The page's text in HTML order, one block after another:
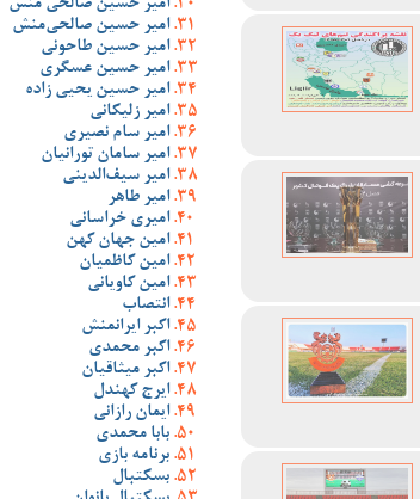
امیر حسین صالحی منش
امیر حسین صالحی‌منش
امیر حسین طاحونی
امیر حسین عسگری
امیر حسین یحیی زاده
امیر زلیکانی
امیر سام نصیری
امیر سامان تورانیان
امیر سیف‌الدینی
امیر طاهر
امیری خراسانی
امین جهان کهن
امین کاظمیان
امین کاویانی
انتصاب
اکبر ایرانمنش
اکبر محمدی
اکبر میثاقیان
ایرج کهندل
ایمان رازانی
بابا محمدی
برنامه بازی
بسکتبال